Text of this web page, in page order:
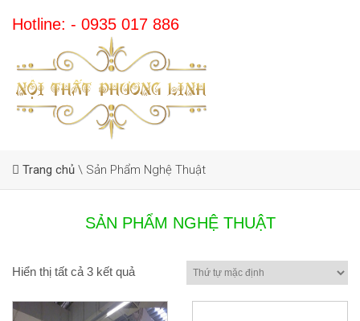
Hotline: - 0935 017 886
Trang chủ \ Sản Phẩm Nghệ Thuật
SẢN PHẨM NGHỆ THUẬT
Hiển thị tất cả 3 kết quả